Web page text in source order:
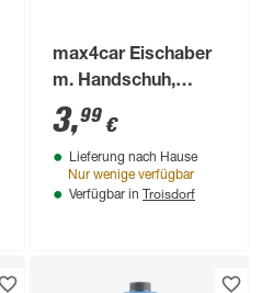
max4car Eischaber
m. Handschuh,
Elchdesign
3,99 €
Lieferung nach Hause
Nur wenige verfügbar
Verfügbar in Troisdorf